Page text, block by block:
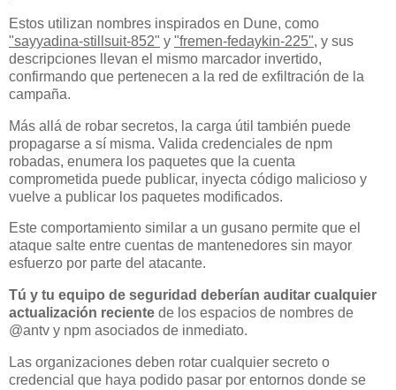
Estos utilizan nombres inspirados en Dune, como
"sayyadina-stillsuit-852" y "fremen-fedaykin-225", y sus
descripciones llevan el mismo marcador invertido,
confirmando que pertenecen a la red de exfiltración de la
campaña.
Más allá de robar secretos, la carga útil también puede
propagarse a sí misma. Valida credenciales de npm
robadas, enumera los paquetes que la cuenta
comprometida puede publicar, inyecta código malicioso y
vuelve a publicar los paquetes modificados.
Este comportamiento similar a un gusano permite que el
ataque salte entre cuentas de mantenedores sin mayor
esfuerzo por parte del atacante.
Tú y tu equipo de seguridad deberían auditar cualquier
actualización reciente de los espacios de nombres de
@antv y npm asociados de inmediato.
Las organizaciones deben rotar cualquier secreto o
credencial que haya podido pasar por entornos donde se